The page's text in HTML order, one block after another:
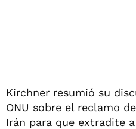
Kirchner resumió su
ONU sobre el reclamo
Irán para que extradite